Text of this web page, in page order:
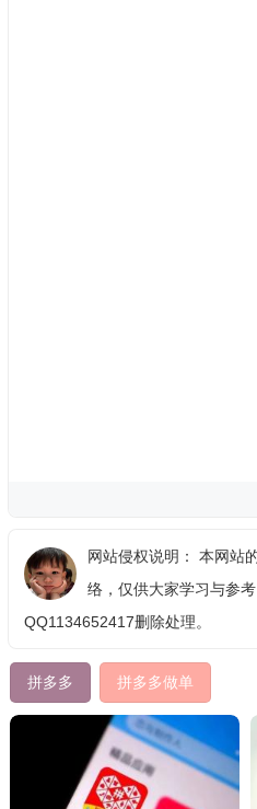
网站侵权说明： 本网站
络，仅供大家学习与参
QQ1134652417删除处理。
拼多多 拼多多做单